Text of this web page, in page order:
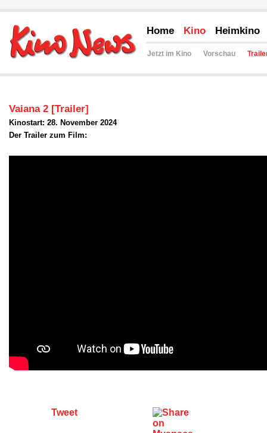
Home Kino Heimkino
Jetzt im Kino Vorschau
Vaiana 2 [Trailer]
Kinostart: 28. November 2024
Der Trailer zum Film:
Tweet